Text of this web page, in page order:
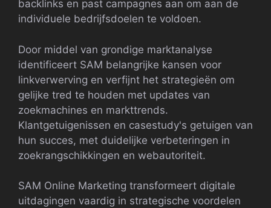
backlinks en past campagnes aan om aan de
individuele bedrijfsdoelen te voldoen.
Door middel van grondige marktanalyse
identificeert SAM belangrijke kansen voor
linkverwerving en verfijnt het strategieën om
gelijke tred te houden met updates van
zoekmachines en markttrends.
Klantgetuigenissen en casestudy's getuigen van
hun succes, met duidelijke verbeteringen in
zoekrangschikkingen en webautoriteit.
SAM Online Marketing transformeert digitale
uitdagingen vaardig in strategische voordelen